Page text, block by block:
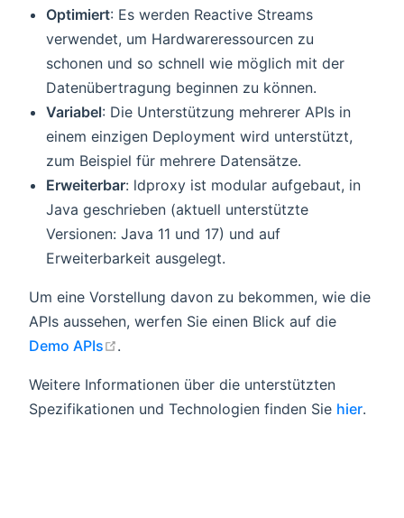
Optimiert: Es werden Reactive Streams
verwendet, um Hardwareressourcen zu
schonen und so schnell wie möglich mit der
Datenübertragung beginnen zu können.
Variabel: Die Unterstützung mehrerer APIs in
einem einzigen Deployment wird unterstützt,
zum Beispiel für mehrere Datensätze.
Erweiterbar: ldproxy ist modular aufgebaut, in
Java geschrieben (aktuell unterstützte
Versionen: Java 11 und 17) und auf
Erweiterbarkeit ausgelegt.
Um eine Vorstellung davon zu bekommen, wie die
APIs aussehen, werfen Sie einen Blick auf die
Demo APIs
.
Weitere Informationen über die unterstützten
Spezifikationen und Technologien finden Sie hier.